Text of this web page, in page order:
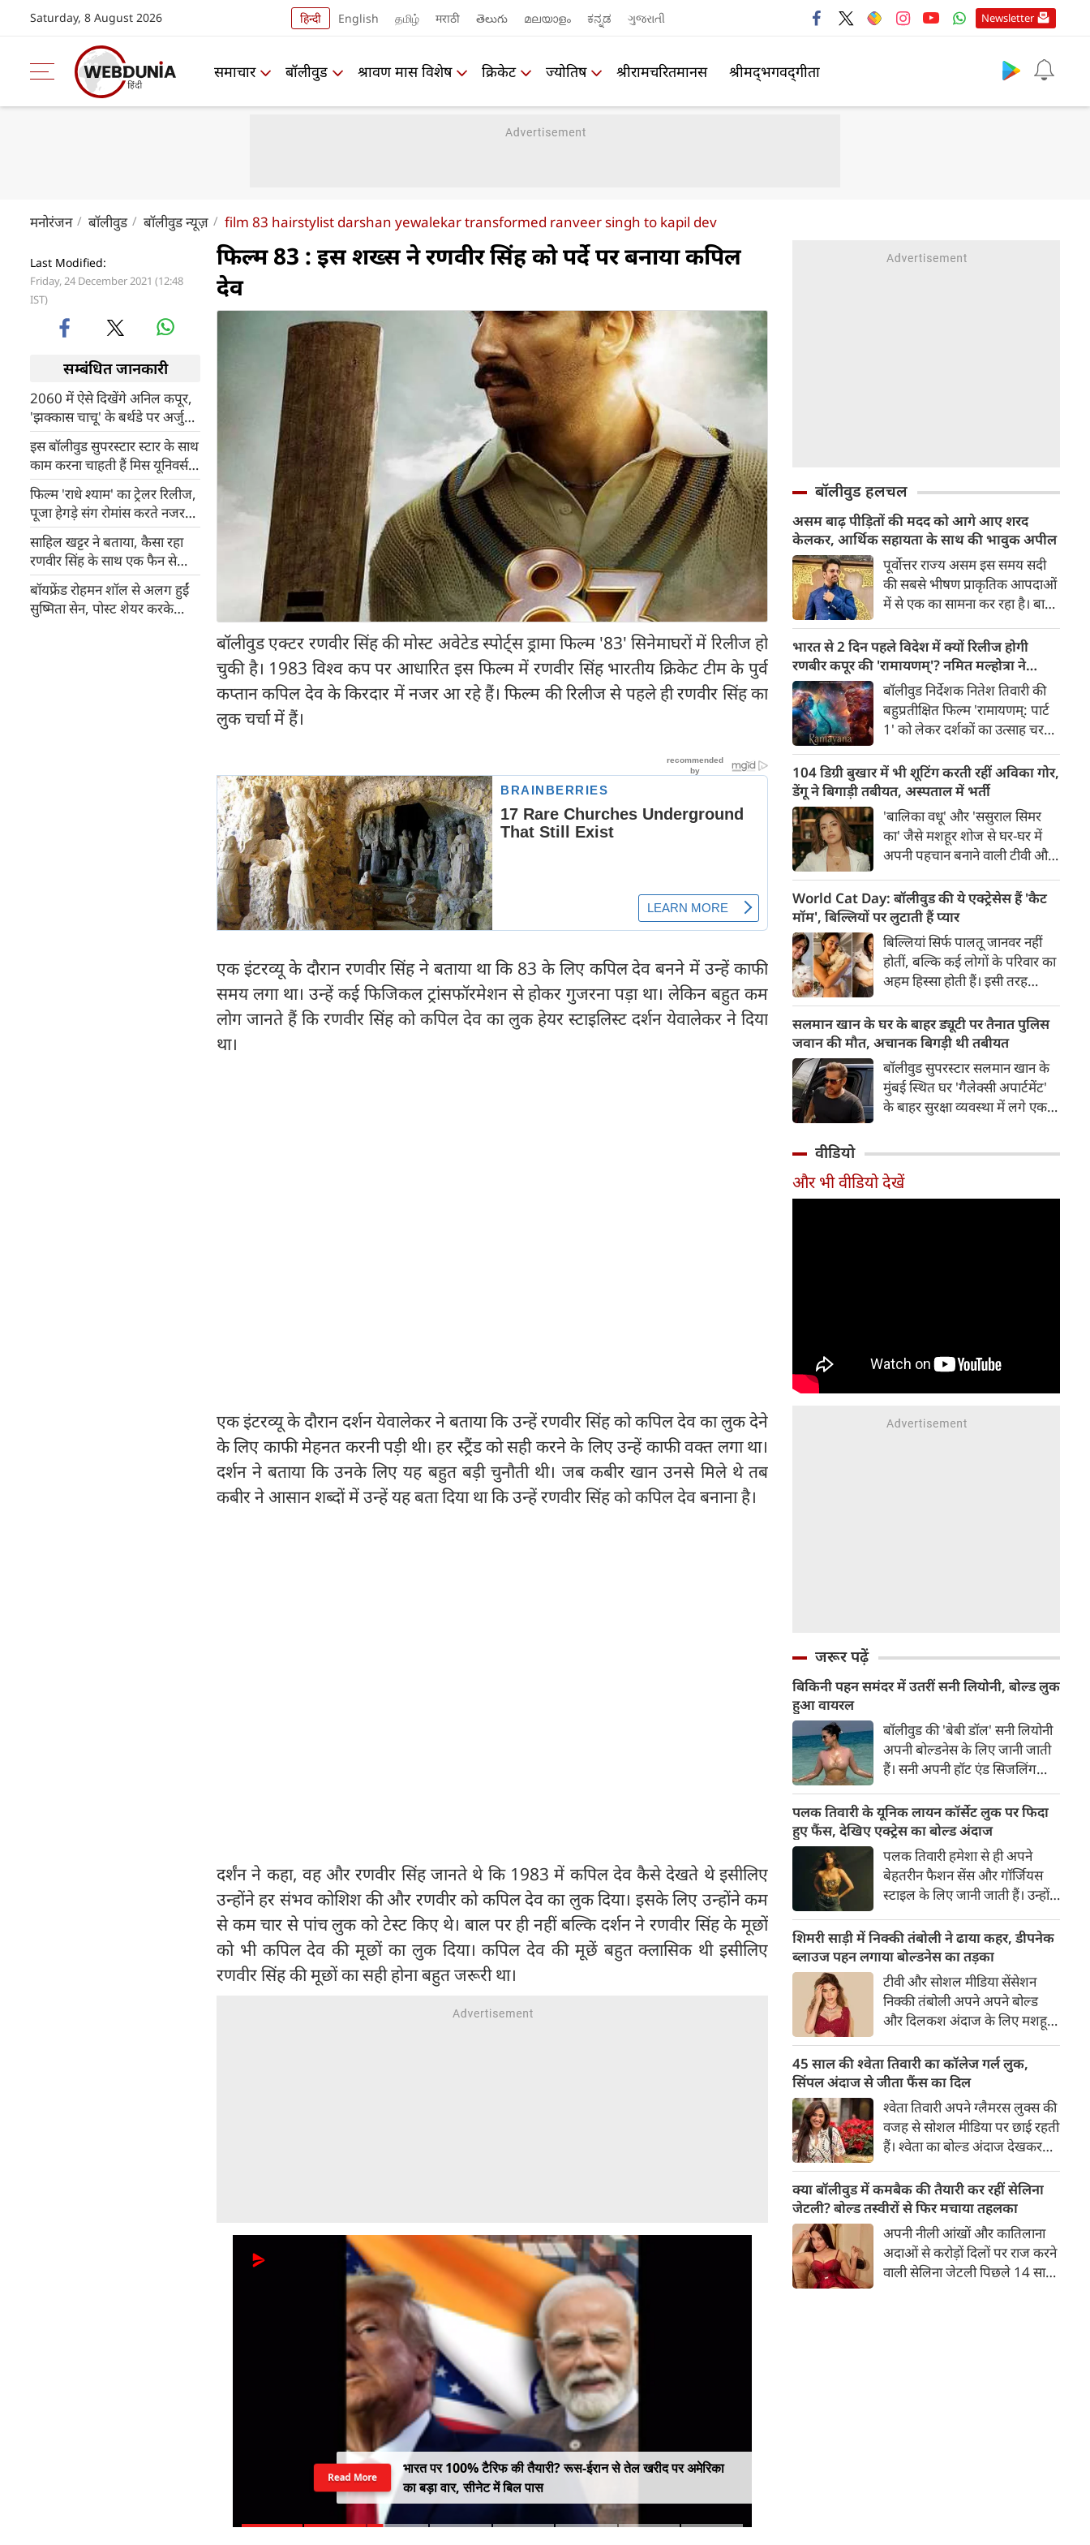
Saturday, 8 August 2026 हिन्दी English தமிழ் मराठी తెలుగు മലയാളം ಕನ್ನಡ ગુજરાતી Newsletter
समाचार बॉलीवुड श्रावण मास विशेष क्रिकेट ज्योतिष श्रीरामचरितमानस श्रीमद्‍भगवद्‍गीता
मनोरंजन बॉलीवुड बॉलीवुड न्यूज़ film 83 hairstylist darshan yewalekar transformed ranveer singh to kapil dev
Last Modified:
Friday, 24 December 2021 (12:48
IST)
सम्बंधित जानकारी
2060 में ऐसे दिखेंगे अनिल कपूर,
'झक्कास चाचू' के बर्थडे पर अर्जुन
कपूर ने शेयर की खास तस्वीरें
इस बॉलीवुड सुपरस्टार स्टार के साथ
काम करना चाहती हैं मिस यूनिवर्स
हरनाज संधू
फिल्म 'राधे श्याम' का ट्रेलर रिलीज,
पूजा हेगड़े संग रोमांस करते नजर
आए प्रभास
साहिल खट्टर ने बताया, कैसा रहा
रणवीर सिंह के साथ एक फैन से
दोस्त बनने का सफर
बॉयफ्रेंड रोहमन शॉल से अलग हुईं
सुष्मिता सेन, पोस्ट शेयर करके
फिल्म 83 : इस शख्स ने रणवीर सिंह को पर्दे पर बनाया कपिल
देव
बॉलीवुड एक्टर रणवीर सिंह की मोस्ट अवेटेड स्पोर्ट्स ड्रामा फिल्म '83' सिनेमाघरों में रिलीज हो
चुकी है। 1983 विश्व कप पर आधारित इस फिल्म में रणवीर सिंह भारतीय क्रिकेट टीम के पुर्व
कप्तान कपिल देव के किरदार में नजर आ रहे हैं। फिल्म की रिलीज से पहले ही रणवीर सिंह का
लुक चर्चा में हैं।
एक इंटरव्यू के दौरान रणवीर सिंह ने बताया था कि 83 के लिए कपिल देव बनने में उन्हें काफी
समय लगा था। उन्हें कई फिजिकल ट्रांसफॉरमेशन से होकर गुजरना पड़ा था। लेकिन बहुत कम
लोग जानते हैं कि रणवीर सिंह को कपिल देव का लुक हेयर स्टाइलिस्ट दर्शन येवालेकर ने दिया
था।
एक इंटरव्यू के दौरान दर्शन येवालेकर ने बताया कि उन्हें रणवीर सिंह को कपिल देव का लुक देने
के लिए काफी मेहनत करनी पड़ी थी। हर स्ट्रैंड को सही करने के लिए उन्हें काफी वक्त लगा था।
दर्शन ने बताया कि उनके लिए यह बहुत बड़ी चुनौती थी। जब कबीर खान उनसे मिले थे तब
कबीर ने आसान शब्दों में उन्हें यह बता दिया था कि उन्हें रणवीर सिंह को कपिल देव बनाना है।
दर्शंन ने कहा, वह और रणवीर सिंह जानते थे कि 1983 में कपिल देव कैसे देखते थे इसीलिए
उन्होंने हर संभव कोशिश की और रणवीर को कपिल देव का लुक दिया। इसके लिए उन्होंने कम
से कम चार से पांच लुक को टेस्ट किए थे। बाल पर ही नहीं बल्कि दर्शन ने रणवीर सिंह के मूछों
को भी कपिल देव की मूछों का लुक दिया। कपिल देव की मूछें बहुत क्लासिक थी इसीलिए
रणवीर सिंह की मूछों का सही होना बहुत जरूरी था।
भारत पर 100% टैरिफ की तैयारी? रूस-ईरान से तेल खरीद पर अमेरिका
का बड़ा वार, सीनेट में बिल पास
Read More
बॉलीवुड हलचल
असम बाढ़ पीड़ितों की मदद को आगे आए शरद
केलकर, आर्थिक सहायता के साथ की भावुक अपील
पूर्वोत्तर राज्य असम इस समय सदी
की सबसे भीषण प्राकृतिक आपदाओं
में से एक का सामना कर रहा है। बाढ़
को अस्त-व्यस्त कर दिया है। जहां
एक तरफ राज्य के कई जिले पानी में
डूब चुके हैं और लोग बुनियादी चीज़ों
के लिए तरस रहे हैं, वहीं दूसरी तरफ
इस मुश्किल समय में मनोरंजन जगत
से मदद के हाथ भी आगे बढ़ने लगे हैं।
भारत से 2 दिन पहले विदेश में क्यों रिलीज होगी
रणबीर कपूर की 'रामायणम्'? नमित मल्होत्रा ने
बताया रिलीज प्लानबॉलीवुड निर्देशक नितेश तिवारी की
बहुप्रतीक्षित फिल्म 'रामायणम्: पार्ट
1' को लेकर दर्शकों का उत्साह चरम
ट्रेलर के बाद हाल ही में जारी किए गए
अंग्रेजी ट्रेलर ने बॉक्स ऑफिस और
सोशल मीडिया पर तहलका मचा दिया
है।
104 डिग्री बुखार में भी शूटिंग करती रहीं अविका गोर,
डेंगू ने बिगाड़ी तबीयत, अस्पताल में भर्ती
'बालिका वधू' और 'ससुराल सिमर
का' जैसे मशहूर शोज से घर-घर में
अपनी पहचान बनाने वाली टीवी और
शॉकिंग खबर सामने आई है। पिछले
पांच दिनों से 103-104 डिग्री के
खतरनाक बुखार से जूझ रहीं अविका
को डेंगू की पुष्टि होने के बाद मुंबई के
एक अस्पताल में भर्ती कराया गया है।
World Cat Day: बॉलीवुड की ये एक्ट्रेसेस हैं 'कैट
मॉम', बिल्लियों पर लुटाती हैं प्यार
बिल्लियां सिर्फ पालतू जानवर नहीं
होतीं, बल्कि कई लोगों के परिवार का
अहम हिस्सा होती हैं। इसी तरह
अपनी प्यारी बिल्लियों के साथ खास
रिश्ता साझा करती हैं और अक्सर
सोशल मीडिया पर उनके साथ बिताए
खूबसूरत पल फैंस के साथ शेयर
करती हैं। फिलहाल 'वर्ल्ड कैट डे' के
मौके पर आइए जानते हैं उन पांच
को 'कैट मॉम' कहती हैं।
सलमान खान के घर के बाहर ड्यूटी पर तैनात पुलिस
जवान की मौत, अचानक बिगड़ी थी तबीयत
बॉलीवुड सुपरस्टार सलमान खान के
मुंबई स्थित घर 'गैलेक्सी अपार्टमेंट'
के बाहर सुरक्षा व्यवस्था में लगे एक
कांस्टेबल गणेश रायते के रूप में हुई
है। वह मुंबई पुलिस की लोकल आर्म्स
वीडियो
और भी वीडियो देखें
जरूर पढ़ें
बिकिनी पहन समंदर में उतरीं सनी लियोनी, बोल्ड लुक
हुआ वायरल
बॉलीवुड की 'बेबी डॉल' सनी लियोनी
अपनी बोल्डनेस के लिए जानी जाती
हैं। सनी अपनी हॉट एंड सिजलिंग
रहती हैं। फैंस सनी लियोनी की तस्वीरों
का बेसब्री से इंतजार करते हैं। इस बार
सनी लियोनी ने मालदीव वेकेशन से
अपनी कुछ बोल्ड तस्वीरें शेयर की है।
पलक तिवारी के यूनिक लायन कॉर्सेट लुक पर फिदा
हुए फैंस, देखिए एक्ट्रेस का बोल्ड अंदाज
पलक तिवारी हमेशा से ही अपने
बेहतरीन फैशन सेंस और गॉर्जियस
स्टाइल के लिए जानी जाती हैं। उन्होंने
फिर फैंस का दिल जीत लिया है।
पलक ने एक बेहद यूनीक और
स्टाइलिश गोल्डन कॉर्सेट टॉप में
अपनी कुछ तस्वीरें शेयर की है।
शिमरी साड़ी में निक्की तंबोली ने ढाया कहर, डीपनेक
ब्लाउज पहन लगाया बोल्डनेस का तड़का
टीवी और सोशल मीडिया सेंसेशन
निक्की तंबोली अपने अपने बोल्ड
और दिलकश अंदाज के लिए मशहूर
इंटरनेट पर तहलका मचाती रहती हैं।
इस बार निक्की ने मरून कलर की
साड़ी में अपनी कुछ सुपर सिजलिंग
तस्वीरें शेयर की है। खूबसूरत शिमरी
साड़ी में निक्की की अदाएं देखने
लायक है।
45 साल की श्वेता तिवारी का कॉलेज गर्ल लुक,
सिंपल अंदाज से जीता फैंस का दिल
श्वेता तिवारी अपने ग्लैमरस लुक्स की
वजह से सोशल मीडिया पर छाई रहती
हैं। श्वेता का बोल्ड अंदाज देखकर
बच्चों की मां हैं। 45 साल की श्वेता
तिवारी की तस्वीरों पर फैंस जमकर
प्यार लुटाते हैं। इस बार श्वेता तिवारी
ने वेकेशन से अपनी कुछ तस्वीरें शेयर
की है।
क्या बॉलीवुड में कमबैक की तैयारी कर रहीं सेलिना
जेटली? बोल्ड तस्वीरों से फिर मचाया तहलका
अपनी नीली आंखों और कातिलाना
अदाओं से करोड़ों दिलों पर राज करने
वाली सेलिना जेटली पिछले 14 साल